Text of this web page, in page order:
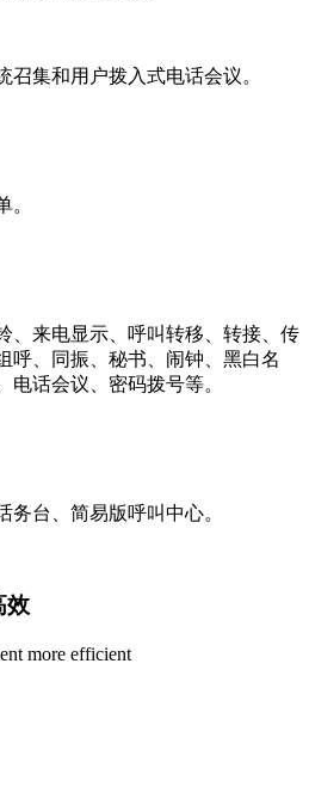
集和用户拨入式电话会议。
。
、来电显示、呼叫转移、转接、传
呼、同振、秘书、闹钟、黑白名
话会议、密码拨号等。
务台、简易版呼叫中心。
效
more efficient